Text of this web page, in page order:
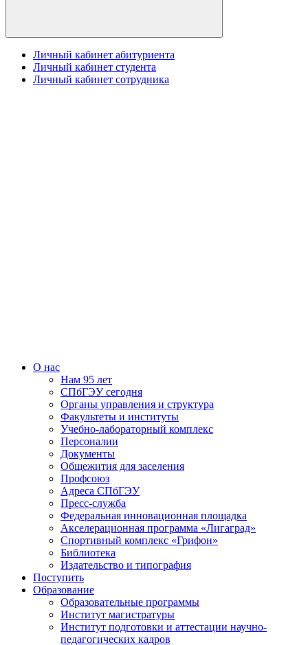
Личный кабинет абитуриента
Личный кабинет студента
Личный кабинет сотрудника
О нас
Нам 95 лет
СПбГЭУ сегодня
Органы управления и структура
Факультеты и институты
Учебно-лабораторный комплекс
Персоналии
Документы
Общежития для заселения
Профсоюз
Адреса СПбГЭУ
Пресс-служба
Федеральная инновационная площадка
Акселерационная программа «Лигаград»­­
Спортивный комплекс «Грифон»
Библиотека
Издательство и типография
Поступить
Образование
Образовательные программы
Институт магистратуры
Институт подготовки и аттестации научно-
педагогических кадров